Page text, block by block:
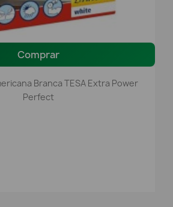
Comprar
Branca TESA Extra Power
Perfect